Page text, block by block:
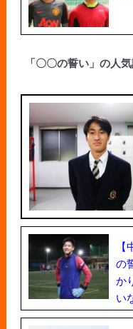
「〇〇の誓い」の人
の
か
い